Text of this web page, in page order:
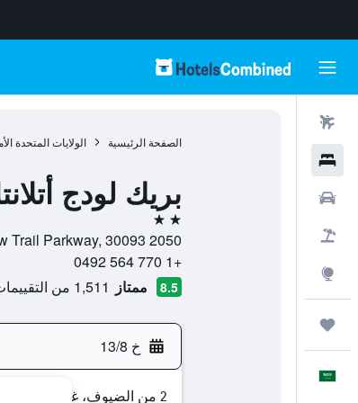
الصفحة الرئيسية الولايات المتحدة
بريك لودج
2 نجمتين
2050 Willow Trail Parkway, 30093, نوركروس, جورجيا, الولايات المتحدة الأميريكية
+1 770 564 0492
8.5 ممتاز 1,511 من التقييمات تم التحقق منها
خ 13/8
2 من الضيوف، غرفة واحدة